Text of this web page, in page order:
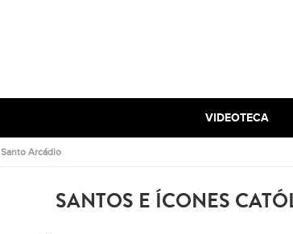
VIDEOTECA
Santo Arcádio
SANTOS E ÍCONES